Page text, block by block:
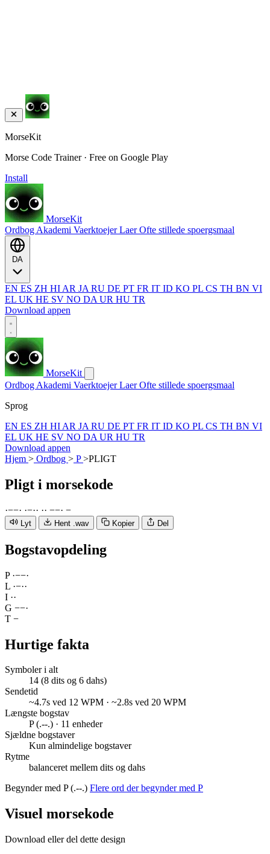
MorseKit
Morse Code Trainer · Free on Google Play
Install
MorseKit
Ordbog Akademi VaerktoejerLaerOfte stillede spoergsmaal
EN ES ZH HI AR JA RU DE PT FR IT ID KO PL CS TH BN VI
EL UK HE SV NO DA UR HU TR
Download appen
MorseKit
Ordbog Akademi VaerktoejerLaerOfte stillede spoergsmaal
Sprog
EN ES ZH HI AR JA RU DE PT FR IT ID KO PL CS TH BN VI
EL UK HE SV NO DA UR HU TR
Download appen
Hjem > Ordbog > P>PLIGT
Pligt i morsekode
·−−· ·−·· ·· −−· −
Lyt Hent .wav Kopier Del
Bogstavopdeling
P ·−−·
L ·−··
I ··
G −−·
T −
Hurtige fakta
Symboler i alt
14 (8 dits og 6 dahs)
Sendetid
~4.7s ved 12 WPM · ~2.8s ved 20 WPM
Længste bogstav
P (.--.) · 11 enheder
Sjældne bogstaver
Kun almindelige bogstaver
Rytme
balanceret mellem dits og dahs
Begynder med P (.--.) Flere ord der begynder med P
Visuel morsekode
Download eller del dette design